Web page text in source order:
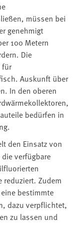
müssen bei
genehmigt
100 Metern
Die
für
Auskunft über
In den oberen
bedürfen in
den Einsatz von
verfügbare
reduziert. Zudem
bestimmte
dazu verpflichtet,
zu lassen und